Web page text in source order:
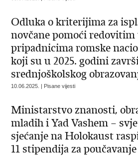
Odluka o kriterijima za
novčane pomoći
pripadnicima romske
koji su u 2025. godini
srednjoškolskog
10.06.2025. | Pisane vijesti
Ministarstvo znanosti,
mladih i Yad Vashem –
sjećanje na Holokaust
11 stipendija za